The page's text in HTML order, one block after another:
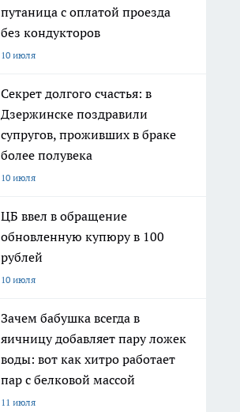
путаница с оплатой проезда
без кондукторов
10 июля
Секрет долгого счастья: в
Дзержинске поздравили
супругов, проживших в браке
более полувека
10 июля
ЦБ ввел в обращение
обновленную купюру в 100
рублей
10 июля
Зачем бабушка всегда в
яичницу добавляет пару ложек
воды: вот как хитро работает
пар с белковой массой
11 июля